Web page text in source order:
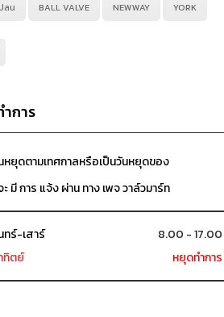
ลน BALL VALVE NEWWAY YORK
ำการ
หยุดตามเทศกาลหรือเป็นวันหยุดของ
มี การ แจ้ง ผ่าน ทาง เพจ วาล์วมาร์ท
ทร์-เสาร์
8.00 - 17.00
ทิตย์
หยุดทำการ